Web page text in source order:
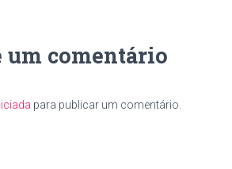
um comentário
para publicar um comentário.